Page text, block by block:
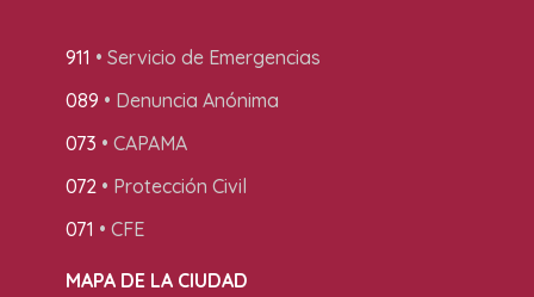
911 • Servicio de Emergencias
089 • Denuncia Anónima
073 • CAPAMA
072 • Protección Civil
071 • CFE
MAPA DE LA CIUDAD